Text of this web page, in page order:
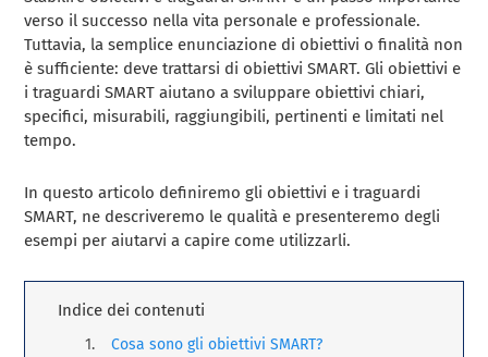
verso il successo nella vita personale e professionale.
Tuttavia, la semplice enunciazione di obiettivi o finalità non
è sufficiente: deve trattarsi di obiettivi SMART. Gli obiettivi e
i traguardi SMART aiutano a sviluppare obiettivi chiari,
specifici, misurabili, raggiungibili, pertinenti e limitati nel
tempo.
In questo articolo definiremo gli obiettivi e i traguardi
SMART, ne descriveremo le qualità e presenteremo degli
esempi per aiutarvi a capire come utilizzarli.
Indice dei contenuti
Cosa sono gli obiettivi SMART?